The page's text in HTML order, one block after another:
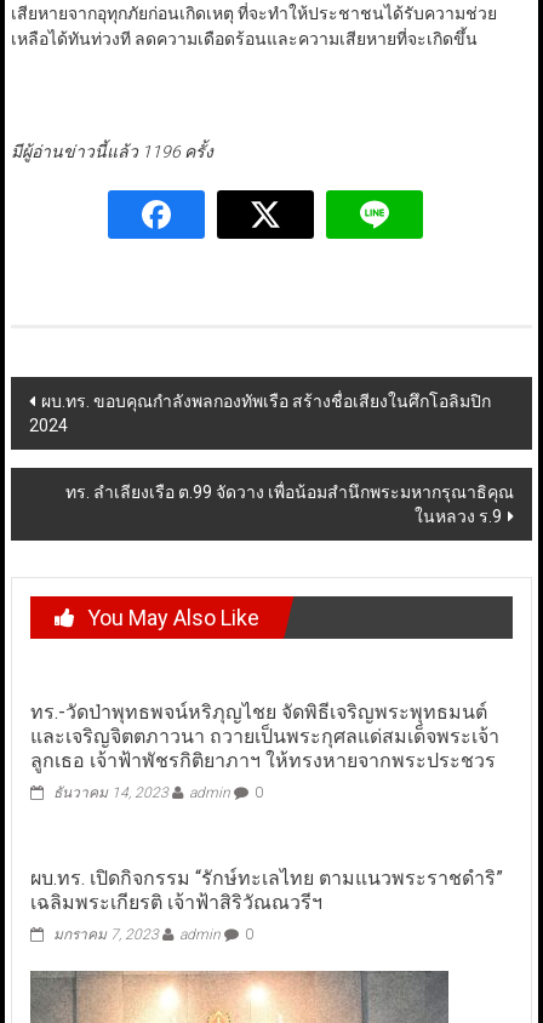
เสียหายจากอุทุกภัยก่อนเกิดเหตุ ที่จะทำให้ประชาชนได้รับความช่วย
เหลือได้ทันท่วงที ลดความเดือดร้อนและความเสียหายที่จะเกิดขึ้น
มีผู้อ่านข่าวนี้แล้ว 1196 ครั้ง
Post
navigation
ผบ.ทร. ขอบคุณกำลังพลกองทัพเรือ สร้างชื่อเสียงในศึกโอลิมปิก
2024
ทร. ลำเลียงเรือ ต.99 จัดวาง เพื่อน้อมสำนึกพระมหากรุณาธิคุณ
ในหลวง ร.9
You May Also Like
ทร.-วัดป่าพุทธพจน์หริภุญไชย จัดพิธีเจริญพระพุทธมนต์
และเจริญจิตตภาวนา ถวายเป็นพระกุศลแด่สมเด็จพระเจ้า
ลูกเธอ เจ้าฟ้าพัชรกิติยาภาฯ ให้ทรงหายจากพระประชวร
ธันวาคม 14, 2023 admin 0
ผบ.ทร. เปิดกิจกรรม “รักษ์ทะเลไทย ตามแนวพระราชดำริ”
เฉลิมพระเกียรติ เจ้าฟ้าสิริวัณณวรีฯ
มกราคม 7, 2023 admin 0